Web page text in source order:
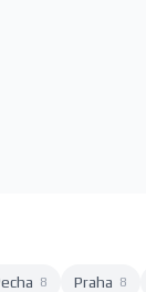
8 Praha 8